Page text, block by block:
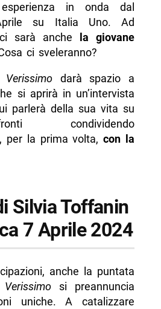
in onda dal
su Italia Uno. Ad
sarà anche la giovane
ci sveleranno?
Verissimo darà spazio a
si aprirà in un’intervista
parlerà della sua vita su
condividendo
per la prima volta,con la
Silvia Toffanin
7 Aprile 2024
anche la puntata
Verissimo si preannuncia
uniche. A catalizzare